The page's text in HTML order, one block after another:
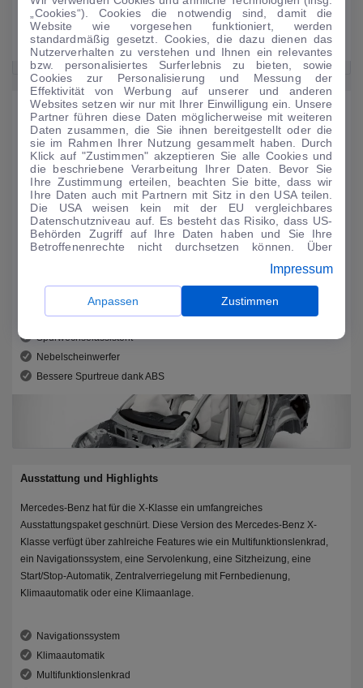
Sechsgang-Handschaltung ist vorhanden
2,3 Liter Hubraum am oberen Spektrum
Vier-Zylinder-Motor
Sicherheit
Der Mercedes-Benz X-Klasse ist schon in der Grundausstattung ein
sicheres und modernes Auto auf der Höhe der Zeit. Aufgewertet wird
diese Basis-durch eine große Anzahl von optional erhältlichen
Assistenzsystemen, die die noch einmal deutlich steigert. Die
Assistenzsysteme sorgen dafür, dass Passagiere sicher unterwegs sind,
zum Beispiel durch einen Spurhalteassistent und einen
Spurwechselassistent.
Spurhalteassistent
LED-Scheinwerfer
Spurwechselassistent
Nebelscheinwerfer
Bessere Spurtreue dank ABS
Ausstattung und Highlights
Mercedes-Benz hat für die X-Klasse ein umfangreiches
Ausstattungspaket geschnürt. Diese Version des Mercedes-Benz X-
Klasse verfügt über zahlreiche Features wie ein Multifunktionslenkrad,
ein Navigationssystem, eine Servolenkung, eine Sitzheizung, eine
Start/Stop-Automatik, Zentralverriegelung mit Fernbedienung,
Klimaautomatik oder eine Klimaanlage.
Navigationssystem
Klimaautomatik
Multifunktionslenkrad
„Cookies“). Cookies die notwendig sind, damit die
Website wie vorgesehen funktioniert, werden
standardmäßig gesetzt. Cookies, die dazu dienen das
Nutzerverhalten zu verstehen und Ihnen ein relevantes
bzw. personalisiertes Surferlebnis zu bieten, sowie
Cookies zur Personalisierung und Messung der
Effektivität von Werbung auf unserer und anderen
Websites setzen wir nur mit Ihrer Einwilligung ein. Unsere
Partner führen diese Daten möglicherweise mit weiteren
Daten zusammen, die Sie ihnen bereitgestellt oder die
sie im Rahmen Ihrer Nutzung gesammelt haben. Durch
Klick auf "Zustimmen" akzeptieren Sie alle Cookies und
die beschriebene Verarbeitung Ihrer Daten. Bevor Sie
Ihre Zustimmung erteilen, beachten Sie bitte, dass wir
Ihre Daten auch mit Partnern mit Sitz in den USA teilen.
Die USA weisen kein mit der EU vergleichbares
Datenschutzniveau auf. Es besteht das Risiko, dass US-
Behörden Zugriff auf Ihre Daten haben und Sie Ihre
Betroffenenrechte nicht durchsetzen können. Über
anpassen. Dies ist auch später jederzeit im Bereich
Cookie-Richtliniemöglich. Weitere Informationen finden
Sie in unsererDatenschutzerklärung .
Impressum
Anpassen Zustimmen